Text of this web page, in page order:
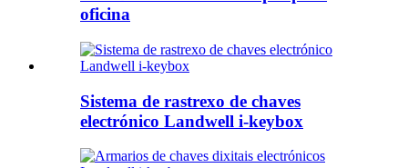
oficina
Sistema de rastrexo de chaves
electrónico Landwell i-keybox